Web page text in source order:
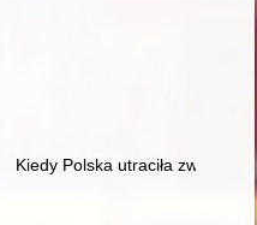
w latach 1975-1989 na
Kiedy Polska utraciła